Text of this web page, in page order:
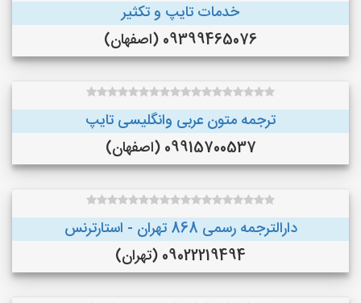
خدمات تایپ و تکثیر
09399465076 (اصفهان)
ترجمه متون عربی وانگلیسی تایپ
09915700537 (اصفهان)
دارالترجمه رسمی 868 تهران - استارترنس
09022219494 (تهران)